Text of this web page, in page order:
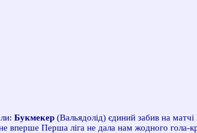
Букмекер (Вальядолід) єдиний забив на
Перша ліга не дала нам жодного гола-